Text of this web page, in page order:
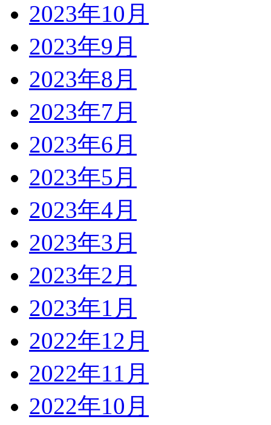
2023年10月
2023年9月
2023年8月
2023年7月
2023年6月
2023年5月
2023年4月
2023年3月
2023年2月
2023年1月
2022年12月
2022年11月
2022年10月